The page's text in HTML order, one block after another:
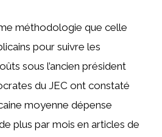
méthodologie que celle
pour suivre les
sous l’ancien président
du JEC ont constaté
moyenne dépense
plus par mois en articles de